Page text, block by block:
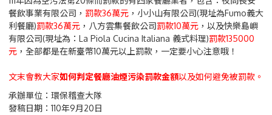
餐飲事業有限公司， 罰款36萬元 ，小小山有限公司(現址為Fumo義大
利餐廳)罰款36萬元 ，八方雲集餐飲公司罰款10萬元 ，以及快樂島嶼
有限公司(現址為：La Piola Cucina Italiana 義式料理)罰款135000
元 ，全部都是在新臺幣10萬元以上罰款，一定要小心注意哦！
文末會教大家如何判定餐廳油煙污染罰款金額以及如何避免被罰款。
承辦單位：環保稽查大隊
發稿日期：110年9月20日